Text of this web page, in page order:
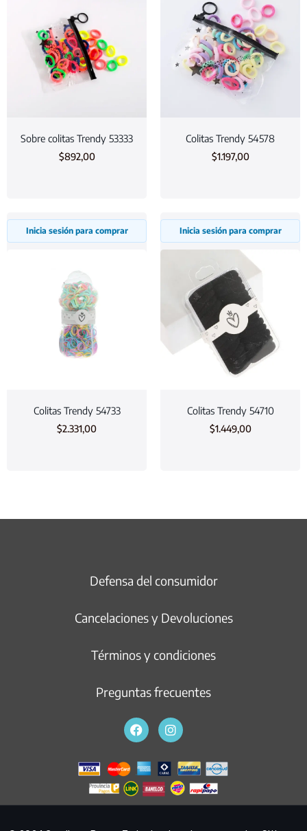
Sobre colitas Trendy 53333
$892,00
Colitas Trendy 54578
$1.197,00
Inicia sesión para comprar
Colitas Trendy 54733
$2.331,00
Inicia sesión para comprar
Colitas Trendy 54710
$1.449,00
Defensa del consumidor
Cancelaciones y Devoluciones
Términos y condiciones
Preguntas frecuentes